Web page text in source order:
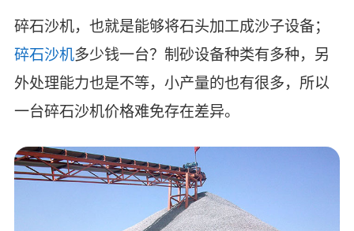
碎石沙机，也就是能够将石头加工成沙子设备；
碎石沙机多少钱一台？制砂设备种类有多种，另
外处理能力也是不等，小产量的也有很多，所以
一台碎石沙机价格难免存在差异。